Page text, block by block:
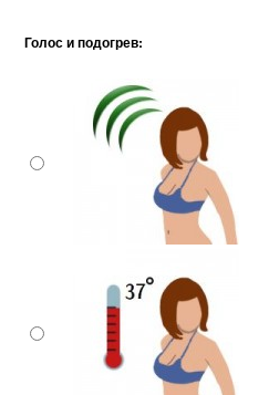
Голос и подогрев: